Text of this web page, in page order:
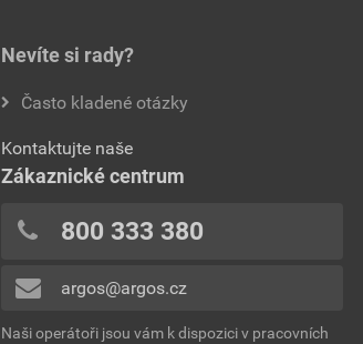
Nevíte si rady?
Často kladené otázky
Kontaktujte naše
Zákaznické centrum
800 333 380
argos@argos.cz
Naši operátoři jsou vám k dispozici v pracovních